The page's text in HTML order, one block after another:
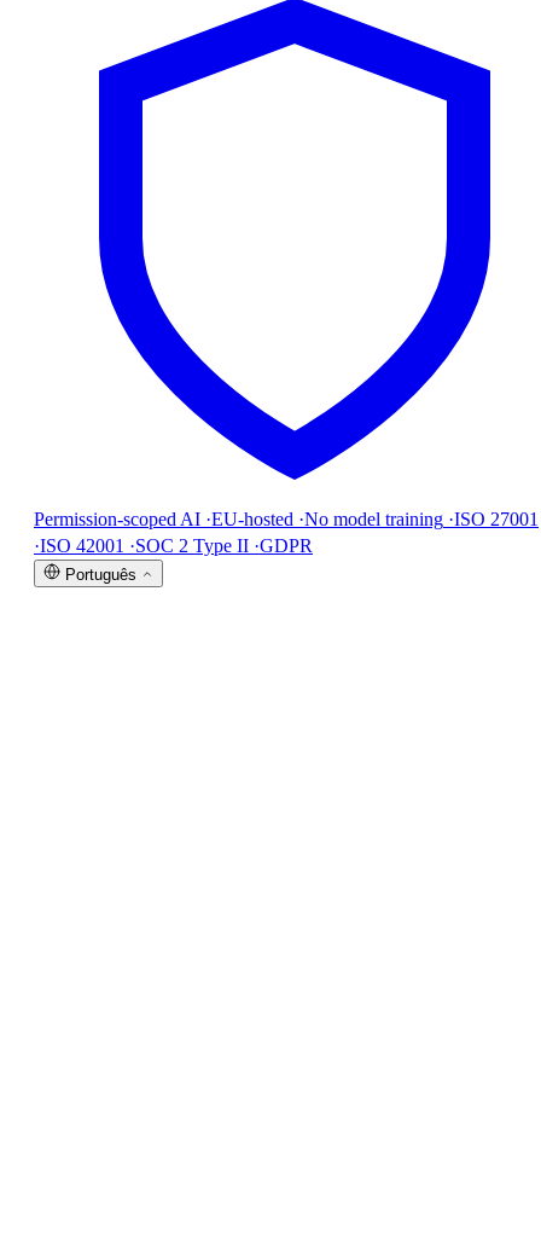
Permission-scoped AI ·EU-hosted ·No model training ·ISO 27001
·ISO 42001 ·SOC 2 Type II ·GDPR
Português